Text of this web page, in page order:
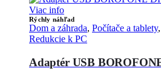
Viac info
Rýchly náhľad
Dom a záhrada, Počítače a tablety,
Redukcie k PC
Adaptér USB